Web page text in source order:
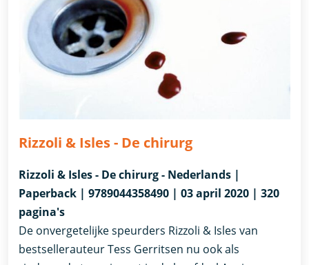
Rizzoli & Isles - De chirurg
Rizzoli & Isles - De chirurg - Nederlands |
Paperback | 9789044358490 | 03 april 2020 | 320
pagina's
De onvergetelijke speurders Rizzoli & Isles van
bestsellerauteur Tess Gerritsen nu ook als